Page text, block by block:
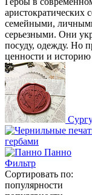
аристократических
семейными,
серьезными. Они
посуду, одежду. Но
ценности и
гербами
Панно
Фильтр
Сортировать по:
популярности